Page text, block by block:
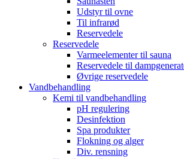
Udstyr til ovne
Til infrarød
Reservedele
Reservedele
Varmeelementer til sauna
Reservedele til
Øvrige reservedele
Vandbehandling
Kemi til vandbehandling
pH regulering
Desinfektion
Spa produkter
Flokning og alger
Div. rensning